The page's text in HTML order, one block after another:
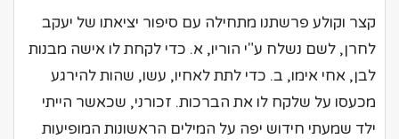
קצר וקולע פרשתנו מתחילה עם סיפור יציאתו של יעקב
לחרן, לשם נשלח ע"י הוריו, א. כדי לקחת לו אישה מבנות
לבן, אחי אימו, ב. כדי לתת לאחיו, עשו, שהות להירגע
מכעסו על שלקח לו את הברכות. זכורני, שכאשר הייתי
ילד שמעתי חידוש יפה על המילים הראשונות המופיעות